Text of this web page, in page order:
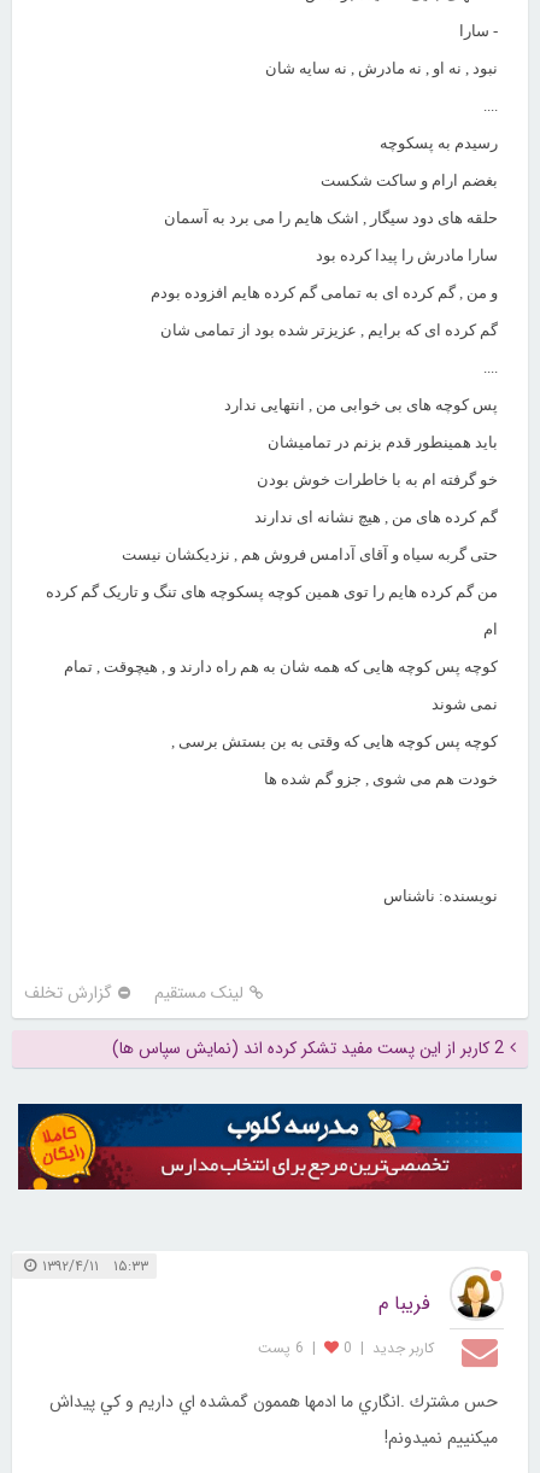
- سارا
نبود , نه او , نه مادرش , نه سایه شان
....
رسیدم به پسکوچه
بغضم ارام و ساکت شکست
حلقه های دود سیگار , اشک هایم را می برد به آسمان
سارا مادرش را پیدا کرده بود
و من , گم کرده ای به تمامی گم کرده هایم افزوده بودم
گم کرده ای که برایم , عزیزتر شده بود از تمامی شان
....
پس کوچه های بی خوابی من , انتهایی ندارد
باید همینطور قدم بزنم در تمامیشان
خو گرفته ام به با خاطرات خوش بودن
گم کرده های من , هیچ نشانه ای ندارند
حتی گربه سیاه و آقای آدامس فروش هم , نزدیکشان نیست
من گم کرده هایم را توی همین کوچه پسکوچه های تنگ و تاریک گم کرده
ام
کوچه پس کوچه هایی که همه شان به هم راه دارند و , هیچوقت , تمام
نمی شوند
کوچه پس کوچه هایی که وقتی به بن بستش برسی ,
خودت هم می شوی , جزو گم شده ها
نویسنده: ناشناس
لینک مستقیم گزارش تخلف
2 کاربر از این پست مفید تشکر کرده اند (نمایش سپاس ها)
۱۵:۳۳ ۱۳۹۲/۴/۱۱
فريبا م
کاربر جديد |
0
| 6 پست
حس مشترك .انگاري ما ادمها هممون گمشده اي داريم و كي پيداش
ميكنييم نميدونم!